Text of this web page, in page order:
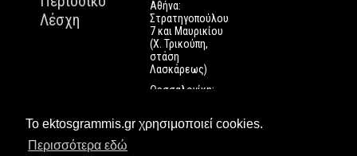
Το ektosgrammis.gr χρησιμοποιεί cookies.
Περισσότερα εδώ
Λέσχη
Αθήνα:
Στρατηγοπούλου
7 και Μαυρικίου
(Χ. Τρικούπη,
στάση
Λασκάρεως)
Θεσσαλονίκη:
Πάτρα: Τριών